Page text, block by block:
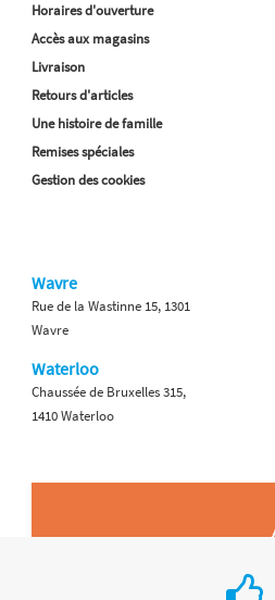
Horaires d'ouverture
Accès aux magasins
Livraison
Retours d'articles
Une histoire de famille
Remises spéciales
Gestion des cookies
Wavre
Rue de la Wastinne 15, 1301
Wavre
Waterloo
Chaussée de Bruxelles 315,
1410 Waterloo